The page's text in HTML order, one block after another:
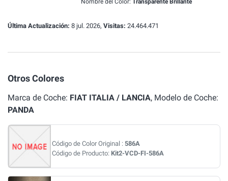
Nombre del Color: Transparente Brillante
Última Actualización: 8 jul. 2026, Visitas: 24.464.471
Otros Colores
Marca de Coche: FIAT ITALIA / LANCIA, Modelo de Coche:
PANDA
Código de Color Original : 586A
Código de Producto: Kit2-VCD-FI-586A